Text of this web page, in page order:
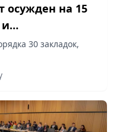
осужден на 15
30 закладок,